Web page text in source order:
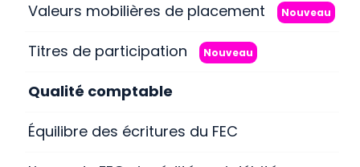
Valeurs mobilières de placement Nouveau
Titres de participation Nouveau
Qualité comptable
Équilibre des écritures du FEC